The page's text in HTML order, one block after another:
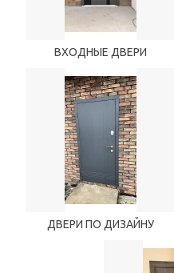
ВХОДНЫЕ ДВЕРИ
ДВЕРИ ПО ДИЗАЙНУ